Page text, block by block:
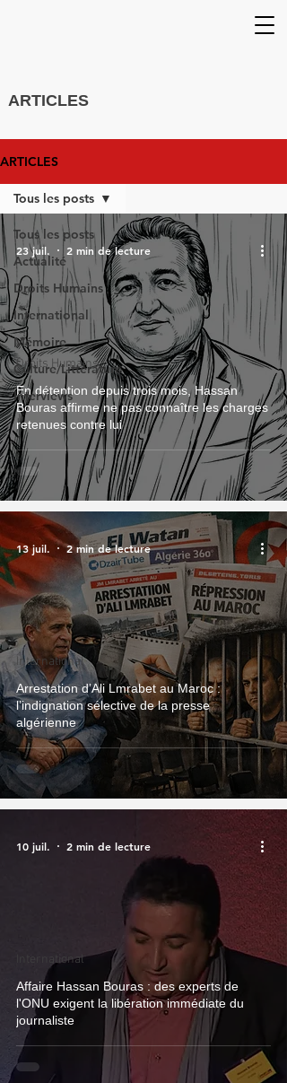
ARTICLES
ARTICLES
Tous les posts
Actualité
Droits Humains
International
Mémoire
Culture/Littérature
Interviews
Tous les posts
En détention depuis trois mois, Hassan
Bouras affirme ne pas connaître les charges
retenues contre lui
Droits Humains
23 juil. 2 min de lecture
Arrestation d’Ali Lmrabet au Maroc :
l’indignation sélective de la presse
algérienne
International
13 juil. 2 min de lecture
Affaire Hassan Bouras : des experts de
l'ONU exigent la libération immédiate du
journaliste
International
10 juil. 2 min de lecture